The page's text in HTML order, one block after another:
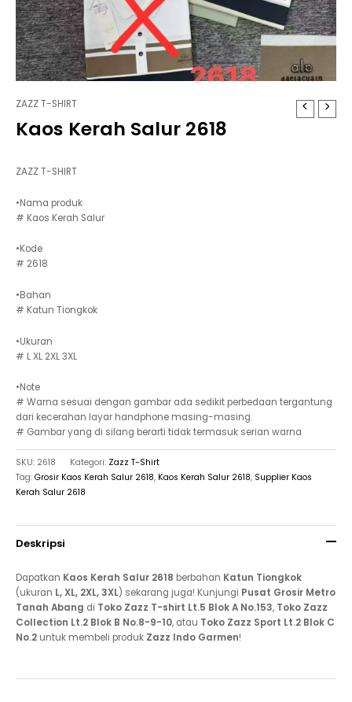
ZAZZ T-SHIRT
Kaos Kerah Salur 2618
ZAZZ T-SHIRT
•Nama produk
# Kaos Kerah Salur
•Kode
# 2618
•Bahan
# Katun Tiongkok
•Ukuran
# L XL 2XL 3XL
•Note
# Warna sesuai dengan gambar ada sedikit perbedaan tergantung
dari kecerahan layar handphone masing-masing.
# Gambar yang di silang berarti tidak termasuk serian warna
SKU: 2618 Kategori: Zazz T-Shirt
Tag: Grosir Kaos Kerah Salur 2618, Kaos Kerah Salur 2618, Supplier Kaos
Kerah Salur 2618
Deskripsi
Dapatkan Kaos Kerah Salur 2618 berbahan Katun Tiongkok
(ukuran L, XL, 2XL, 3XL) sekarang juga! Kunjungi Pusat Grosir Metro
Tanah Abang di Toko Zazz T-shirt Lt.5 Blok A No.153, Toko Zazz
Collection Lt.2 Blok B No.8-9-10, atau Toko Zazz Sport Lt.2 Blok C
No.2 untuk membeli produk Zazz Indo Garmen!